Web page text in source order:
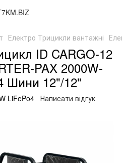
Електро Трицикли вантажні
ID CARGO-12
PAX 2000W-
Шини 12"/12"
LiFePo4 Написати відгук